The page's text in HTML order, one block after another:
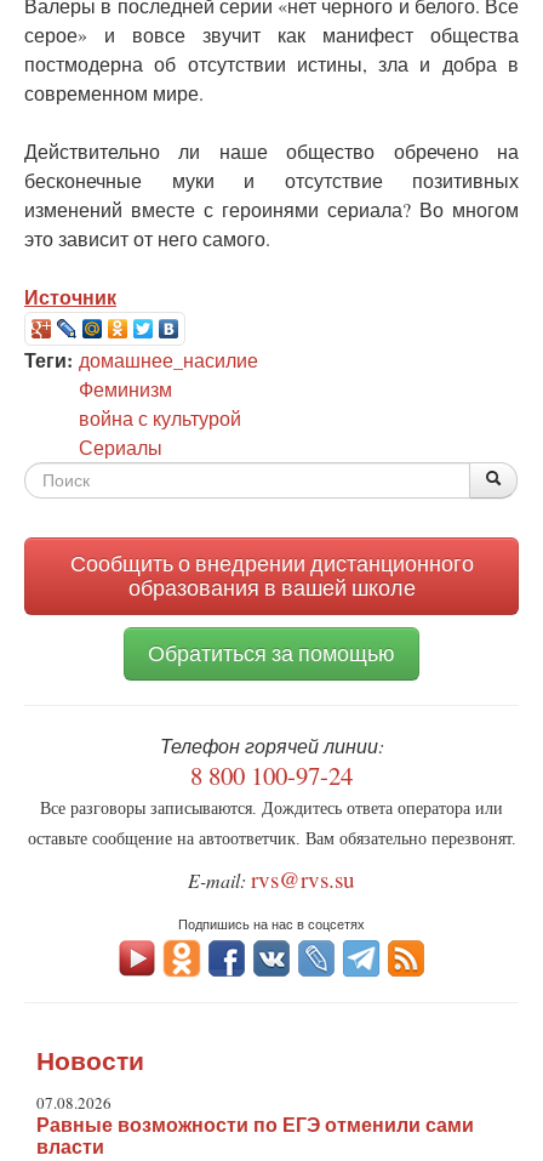
Валеры в последней серии «нет черного и белого. Все
серое» и вовсе звучит как манифест общества
постмодерна об отсутствии истины, зла и добра в
современном мире.
Действительно ли наше общество обречено на
бесконечные муки и отсутствие позитивных
изменений вместе с героинями сериала? Во многом
это зависит от него самого.
Источник
Теги: домашнее_насилие
Феминизм
война с культурой
Сериалы
Форма
Сообщить о внедрении дистанционного
образования в вашей школе
Обратиться за помощью
Телефон горячей линии:
8 800 100-97-24
Все разговоры записываются. Дождитесь ответа оператора или
оставьте сообщение на автоответчик. Вам обязательно перезвонят.
E-mail: rvs@rvs.su
Подпишись на нас в соцсетях
Новости
07.08.2026
Равные возможности по ЕГЭ отменили сами
власти